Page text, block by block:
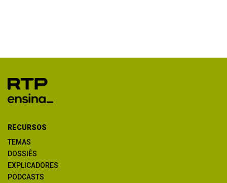
RECURSOS
TEMAS
DOSSIÊS
EXPLICADORES
PODCASTS